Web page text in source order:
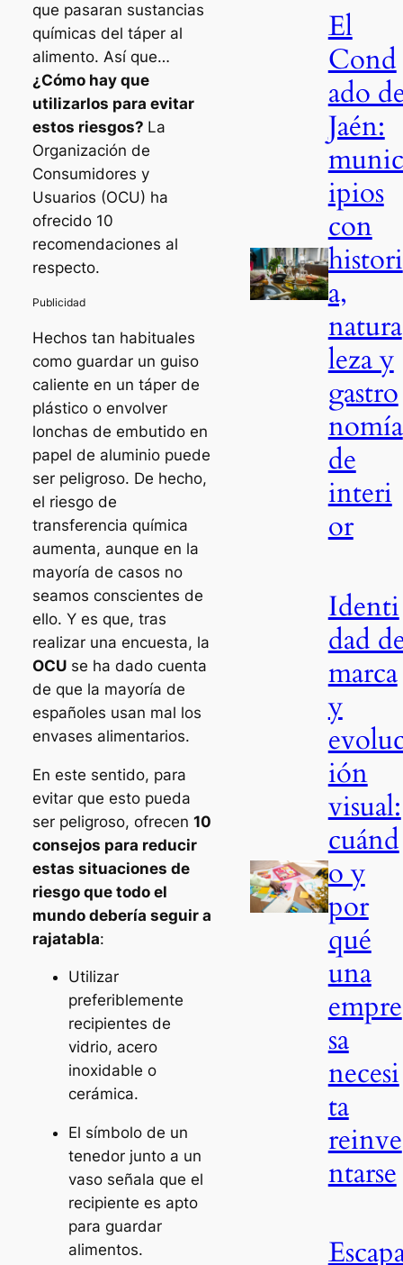
que pasaran sustancias
químicas del táper al
alimento. Así que…
¿Cómo hay que
utilizarlos para evitar
estos riesgos? La
Organización de
Consumidores y
Usuarios (OCU) ha
ofrecido 10
recomendaciones al
respecto.
Hechos tan habituales
como guardar un guiso
caliente en un táper de
plástico o envolver
lonchas de embutido en
papel de aluminio puede
ser peligroso. De hecho,
el riesgo de
transferencia química
aumenta, aunque en la
mayoría de casos no
seamos conscientes de
ello. Y es que, tras
realizar una encuesta, la
OCUse ha dado cuenta
de que la mayoría de
españoles usan mal los
envases alimentarios.
En este sentido, para
evitar que esto pueda
ser peligroso, ofrecen 10
consejos para reducir
estas situaciones de
riesgo que todo el
mundo debería seguir a
rajatabla:
Utilizar
preferiblemente
recipientes de
vidrio, acero
inoxidable o
cerámica.
El símbolo de un
tenedor junto a un
vaso señala que el
recipiente es apto
para guardar
alimentos.
El
Cond
ado
Jaén:
munic
ipios
con
histori
a,
natura
leza y
gastro
nomía
de
interi
or
Identi
dad
marca
y
ión
visual:
cuánd
o y
por
qué
una
empre
sa
necesi
ta
reinve
ntarse